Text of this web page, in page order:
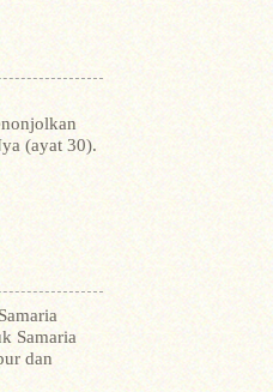
(ayat 30).
Samaria
dan